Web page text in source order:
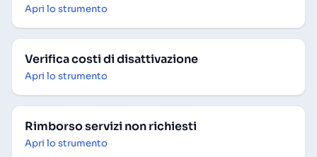
Apri lo strumento
Verifica costi di disattivazione
Apri lo strumento
Rimborso servizi non richiesti
Apri lo strumento